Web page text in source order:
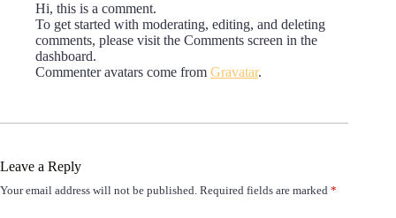
Hi, this is a comment.
To get started with moderating, editing, and deleting
comments, please visit the Comments screen in the
dashboard.
Commenter avatars come from Gravatar.
Leave a Reply
Your email address will not be published. Required fields are marked *